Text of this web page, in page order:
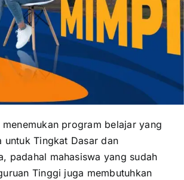
OUR PROGRAM
REGISTRATION
CONTACT US
program belajar yang
untuk Tingkat Dasar dan
padahal mahasiswa yang sudah
Tinggi juga membutuhkan